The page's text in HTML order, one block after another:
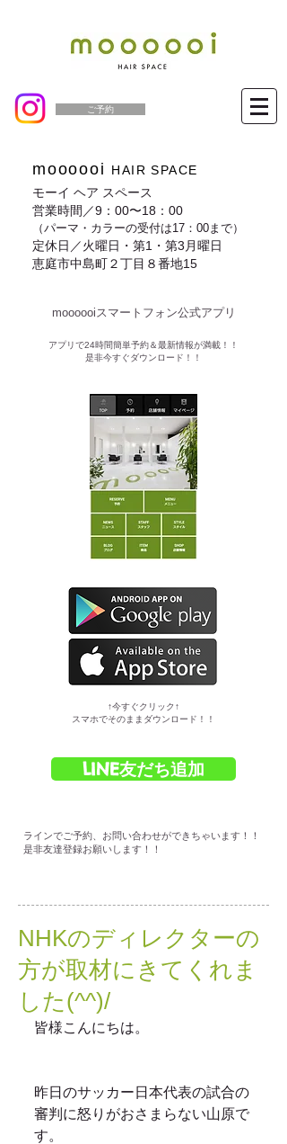
ご予約
moooooi
HAIR SPACE
モーイ ヘア スペース
営業時間／9：00〜18：00
（パーマ・カラーの受付は17：00まで）
定休日／火曜日・第1・第3月曜日
恵庭市中島町２丁目８番地15
moooooiスマートフォン公式アプリ​
​アプリで24時間簡単予約＆最新情報が満載！！
是非今すぐダウンロード！！
​↑今すぐクリック↑
スマホでそのままダウンロード！！
LINE友だち追加
ラインでご予約、お問い合わせができちゃいます！！
是非友達登録お願いします！！
NHKのディレクターの
方が取材にきてくれま
した(^^)/
皆様こんにちは。
昨日のサッカー日本代表の試合の
審判に怒りがおさまらない山原で
す。